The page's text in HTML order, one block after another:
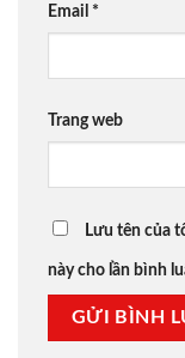
Email *
Trang web
Lưu tên của
này cho lần bình